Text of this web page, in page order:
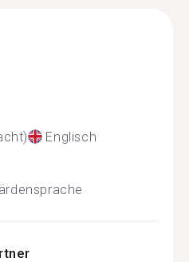
Englisch